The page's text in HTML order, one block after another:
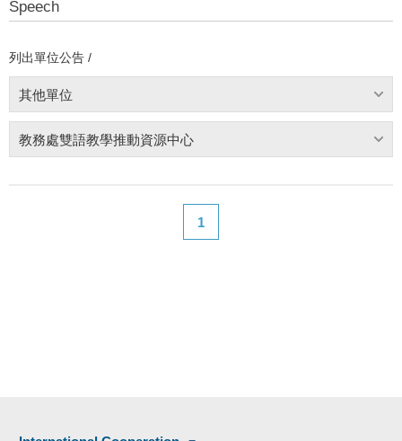
Speech
列出單位公告 /
其他單位
教務處雙語教學推動資源中心
1